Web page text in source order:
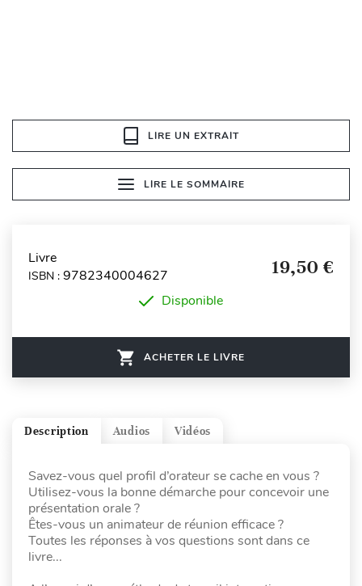
LIRE UN EXTRAIT
LIRE LE SOMMAIRE
Livre
ISBN : 9782340004627 19,50 €
Disponible
ACHETER LE LIVRE
Vidéos
Audios
Description
Savez-vous quel profil d’orateur se cache en vous ?
Utilisez-vous la bonne démarche pour concevoir une
présentation orale ?
Êtes-vous un animateur de réunion efficace ?
Toutes les réponses à vos questions sont dans ce
livre...